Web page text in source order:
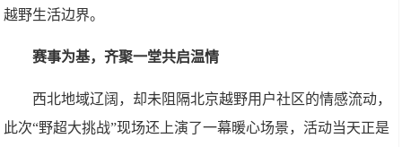
越野生活边界。
赛事为基，齐聚一堂共启温情
西北地域辽阔，却未阻隔北京越野用户社区的情感流动，
此次“野超大挑战”现场还上演了一幕暖心场景，活动当天正是